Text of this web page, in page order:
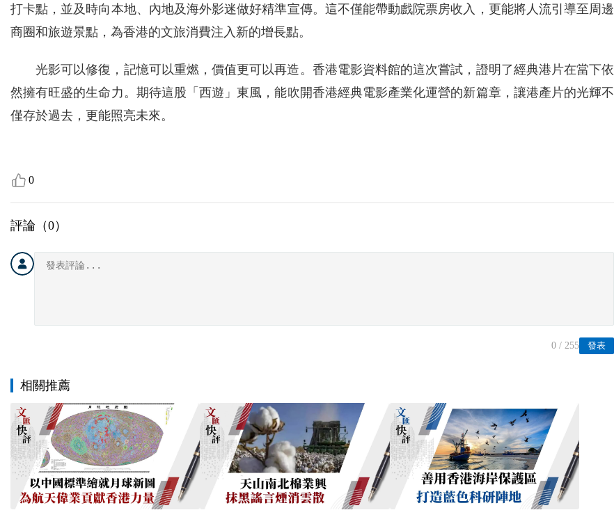
打卡點，並及時向本地、內地及海外影迷做好精準宣傳。這不僅能帶動戲院票房收入，更能將人流引導至周邊
商圈和旅遊景點，為香港的文旅消費注入新的增長點。
光影可以修復，記憶可以重燃，價值更可以再造。香港電影資料館的這次嘗試，證明了經典港片在當下依
然擁有旺盛的生命力。期待這股「西遊」東風，能吹開香港經典電影產業化運營的新篇章，讓港產片的光輝不
僅存於過去，更能照亮未來。
0
評論（0）
發表
0 / 255
相關推薦